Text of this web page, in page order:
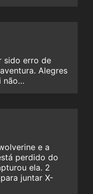
sido erro de
Alegres
não…
e a
perdido do
ela. 2
juntar X-